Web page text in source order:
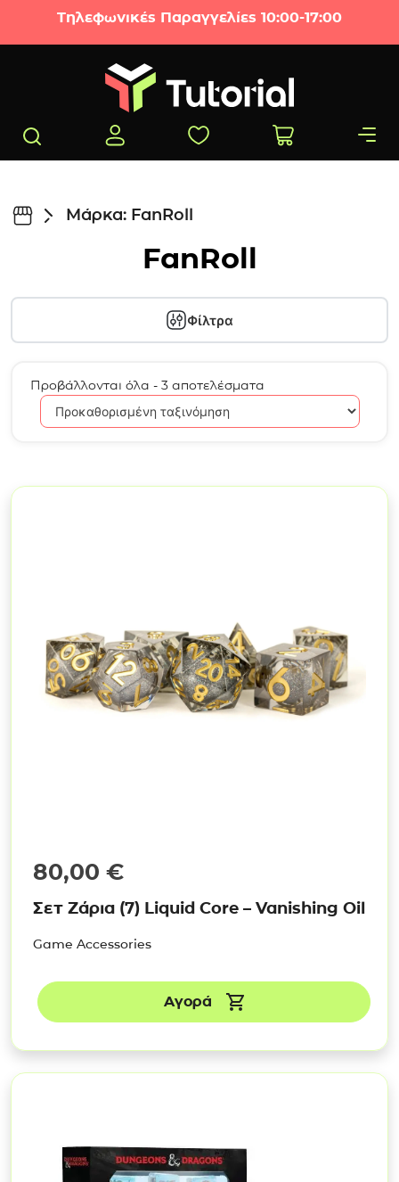
Μετάβαση στο περιεχόμενο
Τηλεφωνικές Παραγγελίες 10:00-17:00
Μάρκα: FanRoll
FanRoll
Φίλτρα
Προβάλλονται όλα - 3 αποτελέσματα
80,00 €
Σετ Ζάρια (7) Liquid Core – Vanishing Oil
Game Accessories
Αγορά